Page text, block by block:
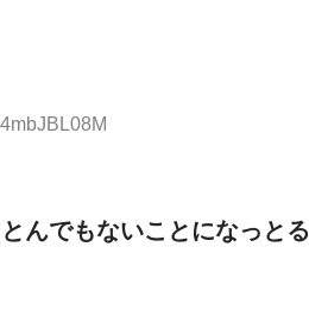
んでもないことになっとる